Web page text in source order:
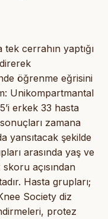
tek cerrahın yaptığı
öğrenme eğrisini
Unikompartmantal
erkek 33 hasta
zamana
yansıtacak şekilde
arasında yaş ve
açısından
Hasta grupları;
Society diz
protez